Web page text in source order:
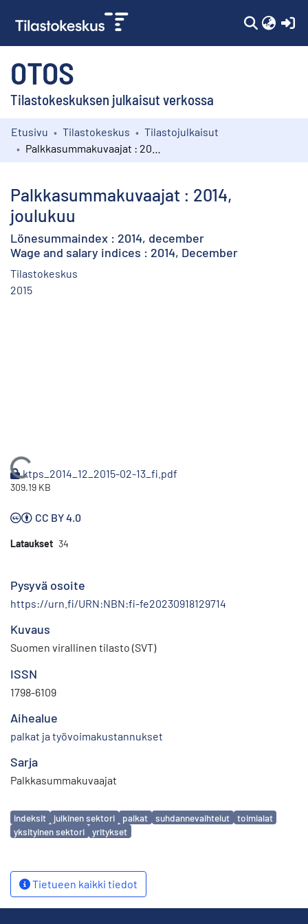
OTOS
Tilastokeskuksen julkaisut verkossa
Kokoelmat
Etusivu Tilastokeskus
Tilastojulkaisut
Palkkasummakuvaajat : 2014,
joulukuu
Lönesummaindex : 2014, december
Wage and salary indices : 2014, December
Tilastokeskus
2015
Ladataan...
ktps_2014_12_2015-02-13_fi.pdf
309.19 KB
CC BY 4.0
Lataukset 34
Pysyvä osoite
https://urn.fi/URN:NBN:fi-fe20230918129714
Kuvaus
Suomen virallinen tilasto (SVT)
ISSN
1798-6109
Aihealue
palkat ja työvoimakustannukset
Sarja
Palkkasummakuvaajat
Avainsanat
indeksit julkinen sektori palkat suhdannevaihtelut
toimialat
yksityinen sektori
yritykset
Tietueen kaikki tiedot